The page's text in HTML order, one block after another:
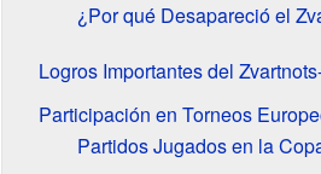
¿Por qué Desapareció el
Logros Importantes del
Participación en Torneos
Partidos Jugados en la